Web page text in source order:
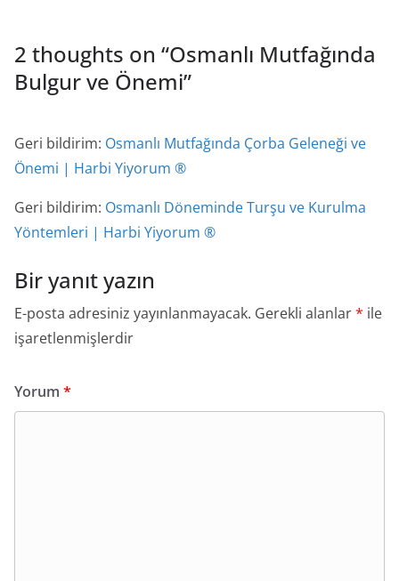
2 thoughts on “Osmanlı Mutfağında
Bulgur ve Önemi”
Geri bildirim: Osmanlı Mutfağında Çorba Geleneği ve
Önemi | Harbi Yiyorum ®
Geri bildirim: Osmanlı Döneminde Turşu ve Kurulma
Yöntemleri | Harbi Yiyorum ®
Bir yanıt yazın
E-posta adresiniz yayınlanmayacak. Gerekli alanlar* ile
işaretlenmişlerdir
Yorum *